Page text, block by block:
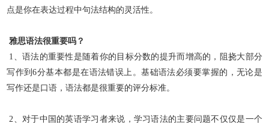
点是你在表达过程中句法结构的灵活性。
雅思语法很重要吗？
1、语法的重要性是随着你的目标分数的提升而增高的，阻挠大部分
写作到6分基本都是在语法错误上。基础语法必须要掌握的，无论是
写作还是口语，语法都是很重要的评分标准。
2、对于中国的英语学习者来说，学习语法的主要问题不仅仅是一个